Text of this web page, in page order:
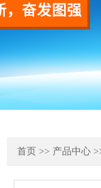
首页 >> 产品中心